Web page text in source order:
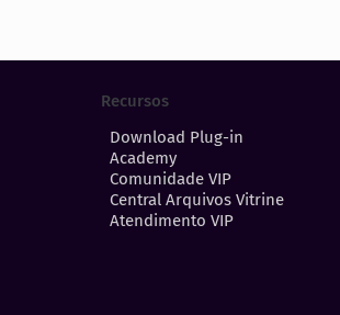
Recursos
Download Plug-in
Academy
Comunidade VIP
Central Arquivos Vitrine
Atendimento VIP